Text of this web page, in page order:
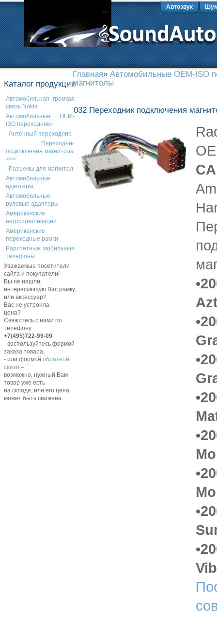
Автозвук
Каталог продукции
Автомобильная громкая
связь Nokia
Автомобильные OEM-
ISO переходники
Антенный переходник
Переходник
подключения магнитолы
>>>
Разъемы для магнитол
Автомобильные
адаптеры
Автомобильные
рулевые адаптеры
Американские
автосигнализации
Американские
переходные рамки
Раритетные мобильные
телефоны
Уважаемые посетители
сайта и покупатели!
Вы не нашли,
интересующую Вас рамку,
или аксессуар?
Вас не устроила
цена?
Свяжитесь с нами по
телефону:
+7(495)722-99-09
- воспользуйтесь формой
заказа товара,
- или формой обратной
связи –
возможно, нужный Вам
товар уже есть
на складе, или его цена
может быть снижена.
Главная» Автомобильные OEM-ISO
магнитолы
032 Переходник подключения